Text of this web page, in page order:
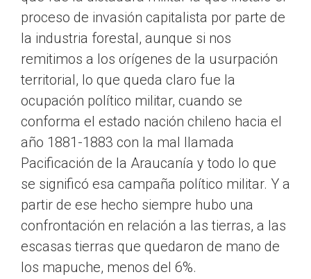
proceso de invasión capitalista por parte de
la industria forestal, aunque si nos
remitimos a los orígenes de la usurpación
territorial, lo que queda claro fue la
ocupación político militar, cuando se
conforma el estado nación chileno hacia el
año 1881-1883 con la mal llamada
Pacificación de la Araucanía y todo lo que
se significó esa campaña político militar. Y a
partir de ese hecho siempre hubo una
confrontación en relación a las tierras, a las
escasas tierras que quedaron de mano de
los mapuche, menos del 6%.